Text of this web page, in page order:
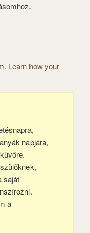
Learn how your
napjára,
saját
a